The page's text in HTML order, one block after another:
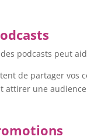
podcasts peut
de partager vos
attirer une